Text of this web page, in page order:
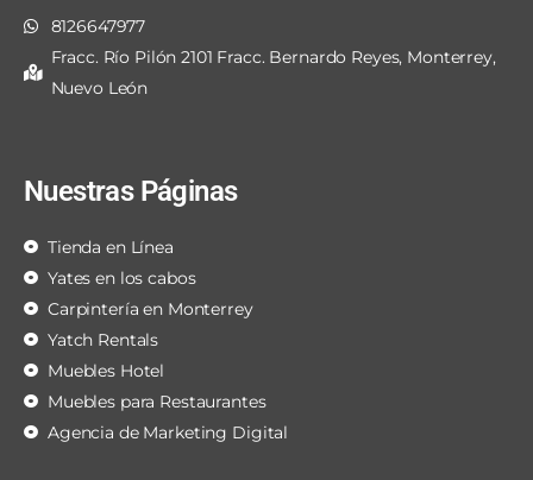
8126647977
Fracc. Río Pilón 2101 Fracc. Bernardo Reyes, Monterrey,
Nuevo León
Nuestras Páginas
Tienda en Línea
Yates en los cabos
Carpintería en Monterrey
Yatch Rentals
Muebles Hotel
Muebles para Restaurantes
Agencia de Marketing Digital